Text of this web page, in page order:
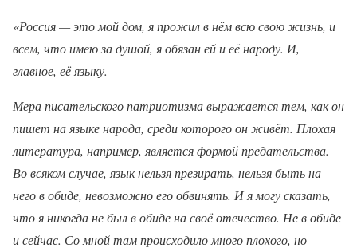
«Россия — это мой дом, я прожил в нём всю свою жизнь, и
всем, что имею за душой, я обязан ей и её народу. И,
главное, её языку.
Мера писательского патриотизма выражается тем, как он
пишет на языке народа, среди которого он живёт. Плохая
литература, например, является формой предательства.
Во всяком случае, язык нельзя презирать, нельзя быть на
него в обиде, невозможно его обвинять. И я могу сказать,
что я никогда не был в обиде на своё отечество. Не в обиде
и сейчас. Со мной там происходило много плохого, но